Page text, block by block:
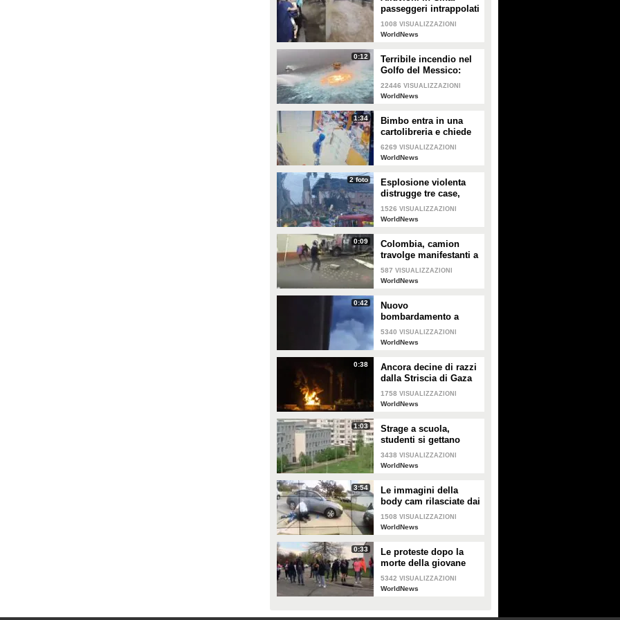
passeggeri intrappolati
nella metropolitana
1008 VISUALIZZAZIONI
WorldNews
0:12
Terribile incendio nel
Golfo del Messico:
fiamme in mare
22446 VISUALIZZAZIONI
WorldNews
1:34
Bimbo entra in una
cartolibreria e chiede
aiuto per studiare, il
proprietario gli regala
6269 VISUALIZZAZIONI
WorldNews
2 foto
Esplosione violenta
distrugge tre case,
muore un bambino:
sospetta fuga di gas
1526 VISUALIZZAZIONI
WorldNews
0:09
Colombia, camion
travolge manifestanti a
Cali
587 VISUALIZZAZIONI
WorldNews
0:42
Nuovo
bombardamento a
Gaza: razzi israeliani
colpiscono palazzo
5340 VISUALIZZAZIONI
WorldNews
0:38
Ancora decine di razzi
dalla Striscia di Gaza
1758 VISUALIZZAZIONI
WorldNews
1:03
Strage a scuola,
studenti si gettano
dalle finestre al terzo
piano per scappare:
3438 VISUALIZZAZIONI
WorldNews
3:54
Le immagini della
body cam rilasciate dai
poliziotti di Columbus
1508 VISUALIZZAZIONI
WorldNews
0:33
Le proteste dopo la
morte della giovane
Makiyah Bryant in Ohio
5342 VISUALIZZAZIONI
WorldNews
PLAY
30849 • di ViralVideo
GUARDA